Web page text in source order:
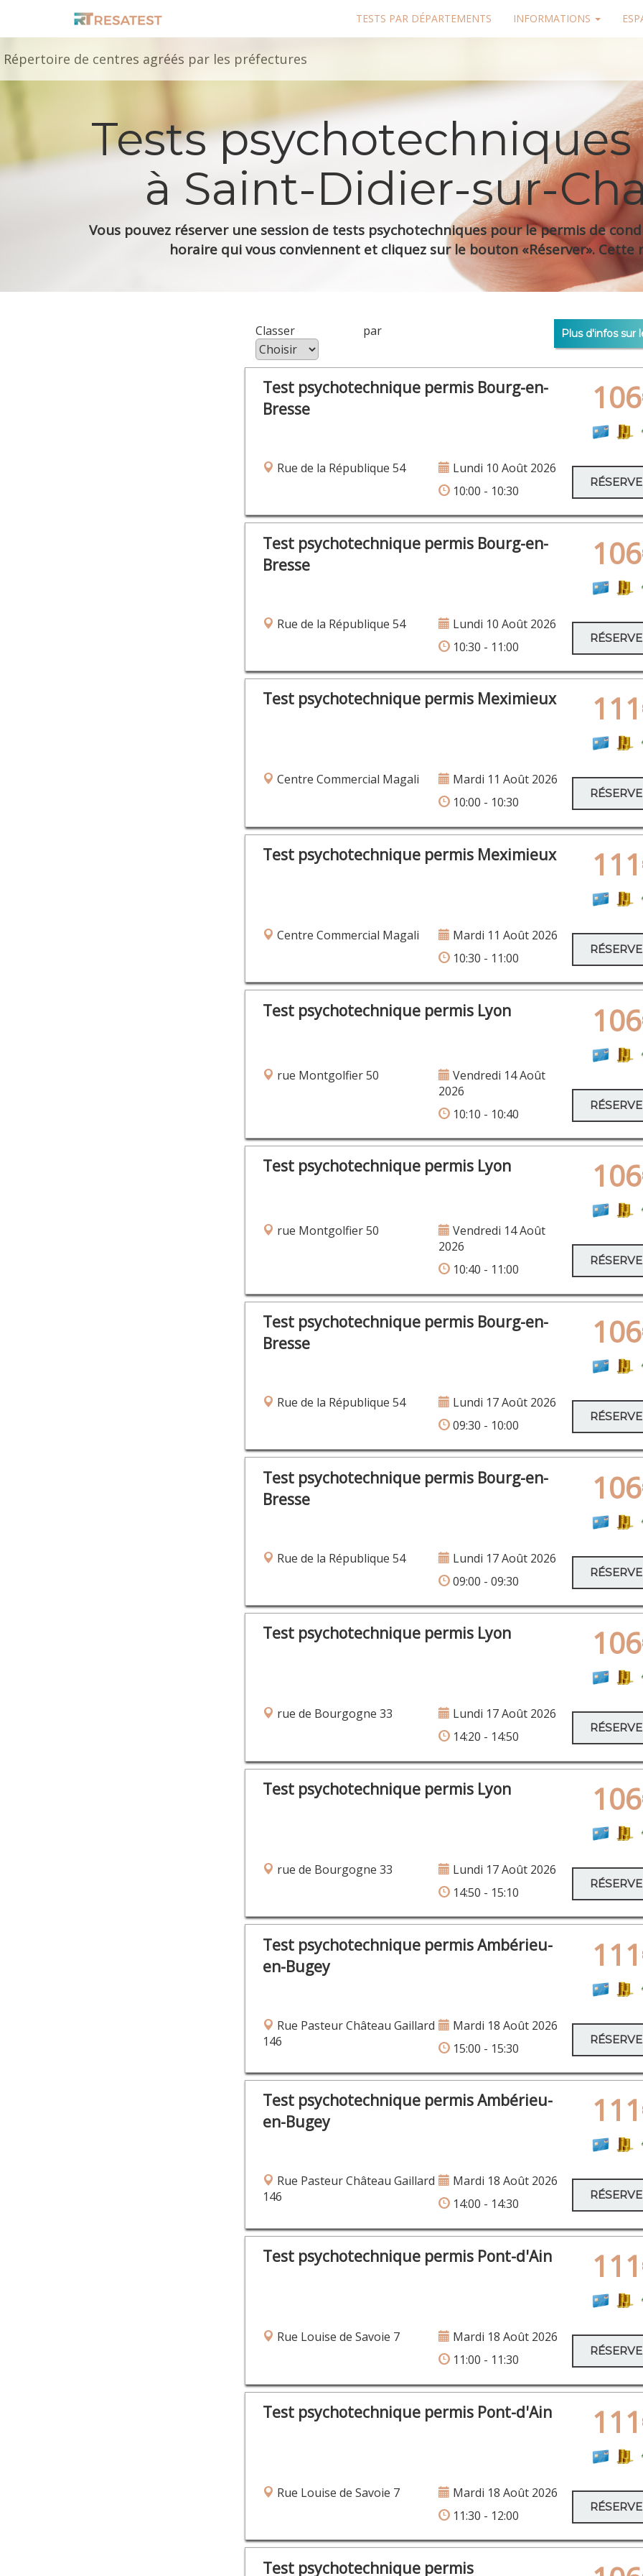
TESTS PAR DÉPARTEMENTS INFORMATIONS
Répertoire de centres agréés par les préfectures
Tests
à Saint-Didier-sur-
Vous pouvez réserver une session de tests psychotechniques pour le permis de
horaire qui vous conviennent et cliquez sur le bouton «Réserver».
Classer par Plus d'infos sur
Test psychotechnique permis Bourg-en-
Bresse
Rue de la République 54
Lundi 10 Août 2026
10:00 - 10:30
Test psychotechnique permis Bourg-en-
Bresse
Rue de la République 54
Lundi 10 Août 2026
10:30 - 11:00
Test psychotechnique permis Meximieux
Centre Commercial Magali
Mardi 11 Août 2026
10:00 - 10:30
Test psychotechnique permis Meximieux
Centre Commercial Magali
Mardi 11 Août 2026
10:30 - 11:00
Test psychotechnique permis Lyon
rue Montgolfier 50
Vendredi 14 Août
2026
10:10 - 10:40
Test psychotechnique permis Lyon
rue Montgolfier 50
Vendredi 14 Août
2026
10:40 - 11:00
Test psychotechnique permis Bourg-en-
Bresse
Rue de la République 54
Lundi 17 Août 2026
09:30 - 10:00
Test psychotechnique permis Bourg-en-
Bresse
Rue de la République 54
Lundi 17 Août 2026
09:00 - 09:30
Test psychotechnique permis Lyon
rue de Bourgogne 33
Lundi 17 Août 2026
14:20 - 14:50
Test psychotechnique permis Lyon
rue de Bourgogne 33
Lundi 17 Août 2026
14:50 - 15:10
Test psychotechnique permis Ambérieu-
en-Bugey
Rue Pasteur Château Gaillard
146
Mardi 18 Août 2026
15:00 - 15:30
Test psychotechnique permis Ambérieu-
en-Bugey
Rue Pasteur Château Gaillard
146
Mardi 18 Août 2026
14:00 - 14:30
Test psychotechnique permis Pont-d'Ain
Rue Louise de Savoie 7
Mardi 18 Août 2026
11:00 - 11:30
Test psychotechnique permis Pont-d'Ain
Rue Louise de Savoie 7
Mardi 18 Août 2026
11:30 - 12:00
Test psychotechnique permis
AVENUE EDOUARD HERRIOT 1 ×